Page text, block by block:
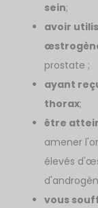
sein;
avoir
prostate ;
ayant
thorax;
être
amener
élevés
vous